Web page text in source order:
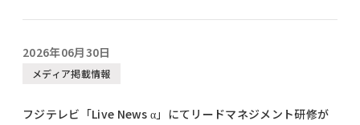
2026年06月30日
メディア掲載情報
フジテレビ「Live News α」にてリードマネジメント研修が